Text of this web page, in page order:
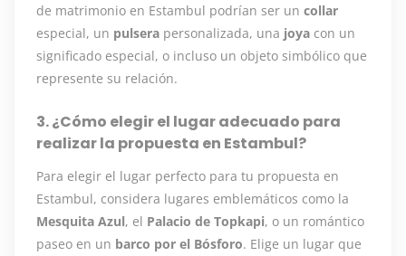
de matrimonio en Estambul podrían ser un collar
especial, un pulsera personalizada, una joya con un
significado especial, o incluso un objeto simbólico que
represente su relación.
3. ¿Cómo elegir el lugar adecuado para
realizar la propuesta en Estambul?
Para elegir el lugar perfecto para tu propuesta en
Estambul, considera lugares emblemáticos como la
Mesquita Azul, el Palacio de Topkapi, o un romántico
paseo en un barco por el Bósforo. Elige un lugar que